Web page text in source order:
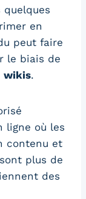
en
peut faire
le biais de
wikis.
ligne où les
contenu et
plus de
des